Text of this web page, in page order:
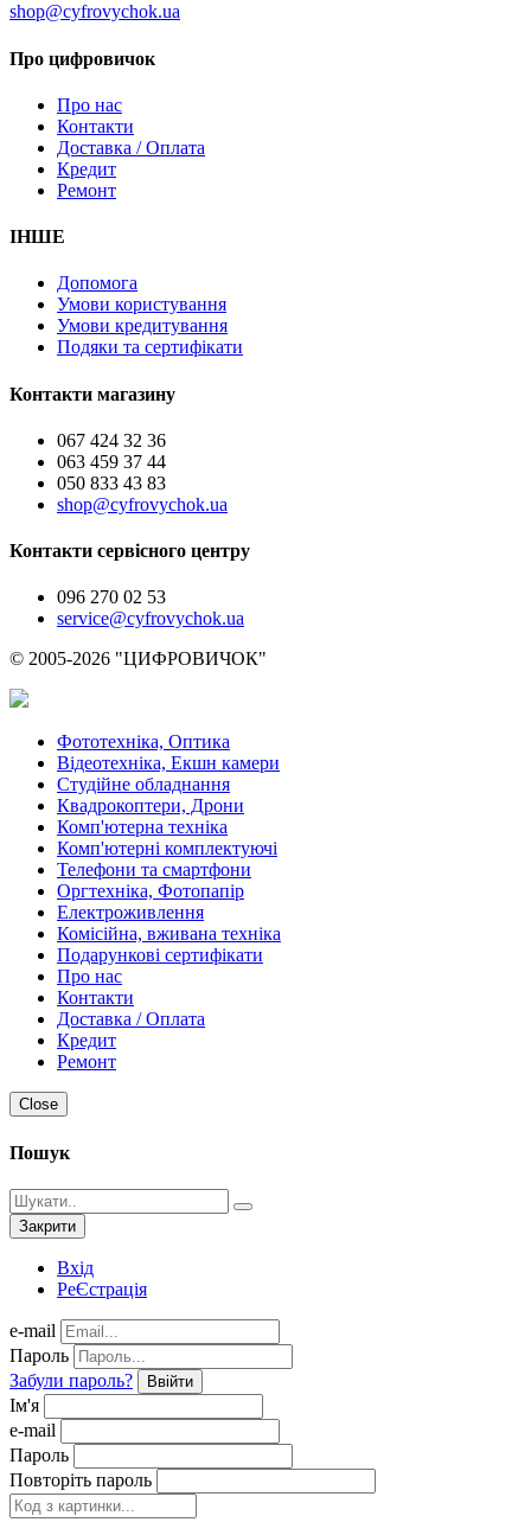
shop@cyfrovychok.ua
Про цифровичок
Про нас
Контакти
Доставка / Оплата
Кредит
Ремонт
ІНШЕ
Допомога
Умови користування
Умови кредитування
Подяки та сертифікати
Контакти магазину
067 424 32 36
063 459 37 44
050 833 43 83
shop@cyfrovychok.ua
Контакти сервісного центру
096 270 02 53
service@cyfrovychok.ua
© 2005-2026 "ЦИФРОВИЧОК"
Фототехніка, Оптика
Відеотехніка, Екшн камери
Студійне обладнання
Квадрокоптери, Дрони
Комп'ютерна техніка
Комп'ютерні комплектуючі
Телефони та смартфони
Оргтехніка, Фотопапір
Електроживлення
Комісійна, вживана техніка
Подарункові сертифікати
Про нас
Контакти
Доставка / Оплата
Кредит
Ремонт
Close
Пошук
Закрити
Вхід
РеЄстрація
e-mail
Пароль
Забули пароль?
Ввійти
Ім'я
e-mail
Пароль
Повторіть пароль